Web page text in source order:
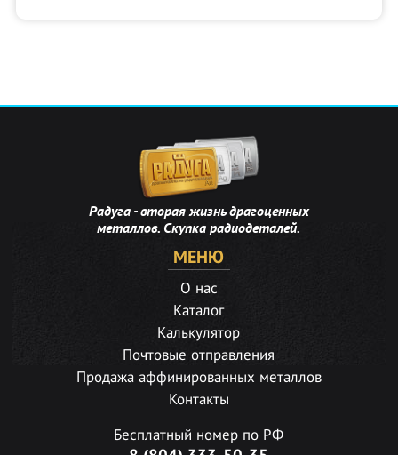
Радуга - вторая жизнь драгоценных
металлов. Скупка радиодеталей.
МЕНЮ
О нас
Каталог
Калькулятор
Почтовые отправления
Продажа аффинированных металлов
Контакты
Бесплатный номер по РФ